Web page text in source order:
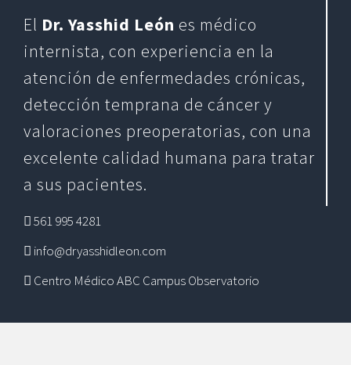
El Dr. Yasshid León es médico
internista, con experiencia en la
atención de enfermedades crónicas,
detección temprana de cáncer y
valoraciones preoperatorias, con una
excelente calidad humana para tratar
a sus pacientes.
561 995 4281
info@dryasshidleon.com
Centro Médico ABC Campus Observatorio